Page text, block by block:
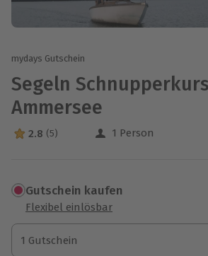
mydays Gutschein
Segeln
Ammersee
2.8 Sterne von 5 aus 5 Bewertungen
2.8 (5) 1 Person
Gutschein kaufen
Flexibel einlösbar
1 Gutschein
1 Gutschein
1 Gutschein